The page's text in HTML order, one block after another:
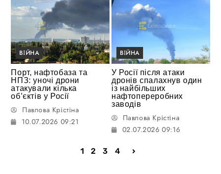
ВІЙНА
Порт, нафтобаза та
НПЗ: уночі дрони
атакували кілька
об’єктів у Росії
Павлова Крістіна
10.07.2026 09:21
ВІЙНА
У Росії після атаки
дронів спалахнув один
із найбільших
нафтопереробних
заводів
Павлова Крістіна
02.07.2026 09:16
1 2 3 4